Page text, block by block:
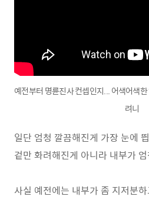
예전부터 명륜진사 컨셉인지... 어색어색
려니
일단 엄청 깔끔해진게 가장 눈에
겉만 화려해진게 아니라 내부가
사실 예전에는 내부가 좀 지저분